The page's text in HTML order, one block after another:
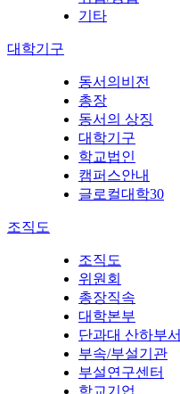
기타
대학기구
동서의비전
총장
동서의 상징
대학기구
학교법인
캠퍼스안내
글로컬대학30
조직도
조직도
위원회
총장직속
대학본부
단과대 산하부서
부속/부설기관
부설연구센터
학교기업